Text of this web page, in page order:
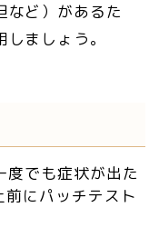
ど）があるた
ましょう。
度でも症状が出た
にパッチテスト